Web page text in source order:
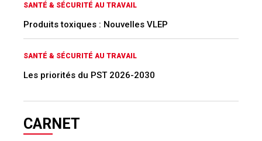
SANTÉ & SÉCURITÉ AU TRAVAIL
Produits toxiques : Nouvelles VLEP
SANTÉ & SÉCURITÉ AU TRAVAIL
Les priorités du PST 2026-2030
CARNET